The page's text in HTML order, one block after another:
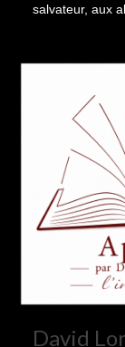
salvateur, aux
David